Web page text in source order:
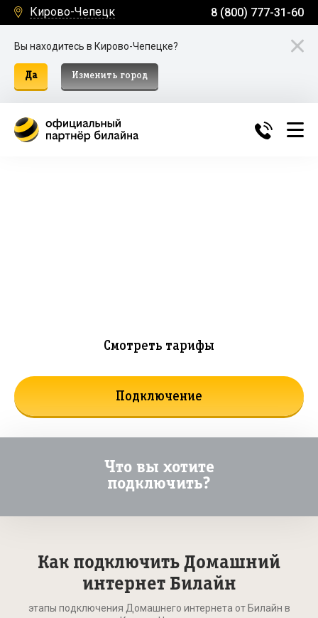
Кирово-Чепецк 8 (800) 777-31-60
Вы находитесь в Кирово-Чепецке?
Да Изменить город
Смотреть тарифы
Подключение
Что вы хотите
подключить?
Как подключить Домашний
интернет Билайн
этапы подключения Домашнего интернета от Билайн в